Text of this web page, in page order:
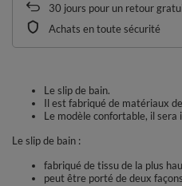
30 jours pour un retour
Achats en toute sécurité
Le slip de bain.
Il est fabriqué de matériaux
Le modèle confortable, il sera
Le slip de bain :
fabriqué de tissu de la plus
peut être porté de deux